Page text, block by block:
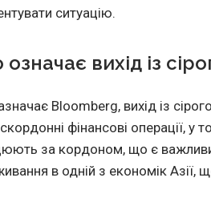
ситуацію.
вихід із
Bloomberg, вихід із
фінансові операції, у
за кордоном, що є
в одній з економік